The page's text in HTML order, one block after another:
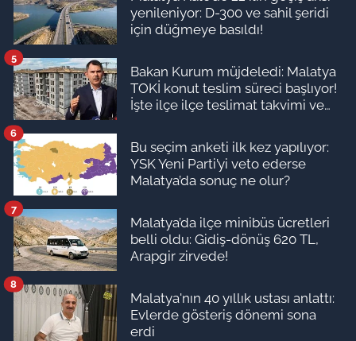
yenileniyor: D-300 ve sahil şeridi
için düğmeye basıldı!
Bakan Kurum müjdeledi: Malatya
TOKİ konut teslim süreci başlıyor!
İşte ilçe ilçe teslimat takvimi ve
5
Bu seçim anketi ilk kez yapılıyor:
YSK Yeni Parti’yi veto ederse
Malatya’da sonuç ne olur?
6
Malatya’da ilçe minibüs ücretleri
belli oldu: Gidiş-dönüş 620 TL,
Arapgir zirvede!
7
Malatya'nın 40 yıllık ustası anlattı:
Evlerde gösteriş dönemi sona
erdi
8